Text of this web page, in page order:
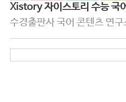
Xistory 자이스토리 수능
수경출판사 국어 콘텐츠